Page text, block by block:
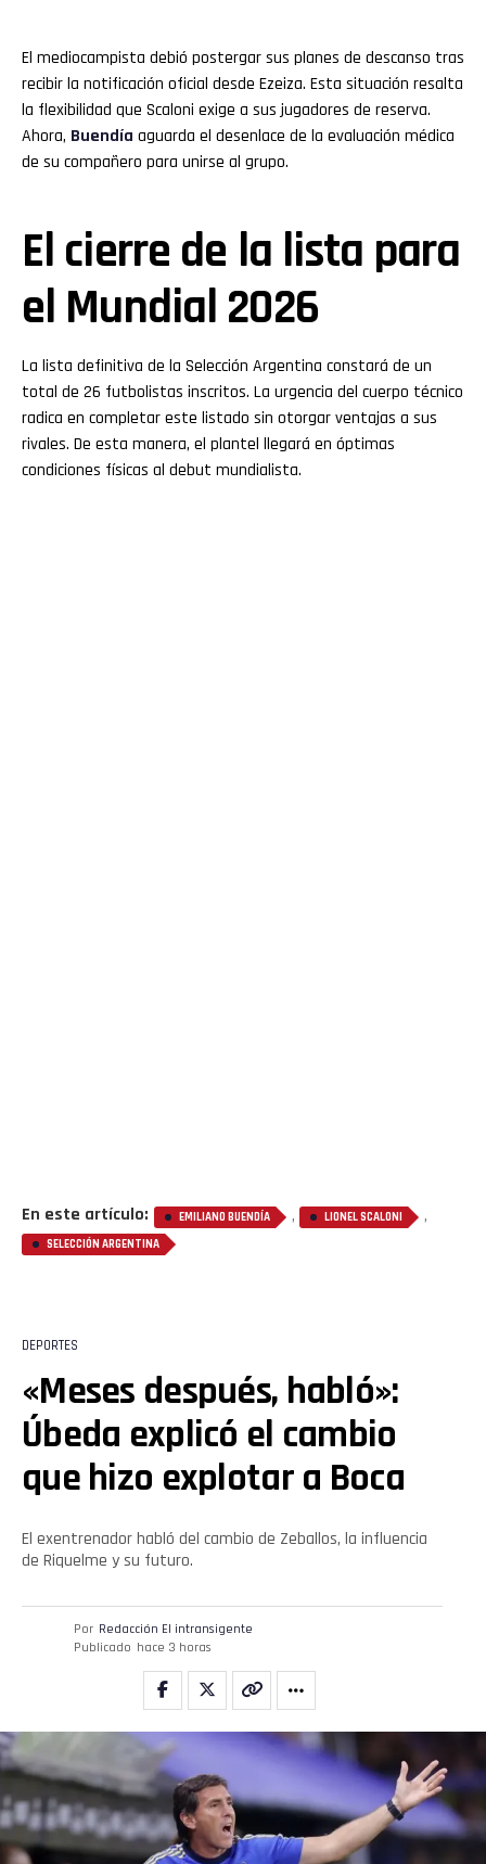
El mediocampista debió postergar sus planes de descanso tras
recibir la notificación oficial desde Ezeiza. Esta situación resalta
la flexibilidad que Scaloni exige a sus jugadores de reserva.
Ahora, Buendía aguarda el desenlace de la evaluación médica
de su compañero para unirse al grupo.
El cierre de la lista para
el Mundial 2026
La lista definitiva de la Selección Argentina constará de un
total de 26 futbolistas inscritos. La urgencia del cuerpo técnico
radica en completar este listado sin otorgar ventajas a sus
rivales. De esta manera, el plantel llegará en óptimas
condiciones físicas al debut mundialista.
En este artículo: EMILIANO BUENDÍA , LIONEL SCALONI ,
SELECCIÓN ARGENTINA
DEPORTES
«Meses después, habló»:
Úbeda explicó el cambio
que hizo explotar a Boca
El exentrenador habló del cambio de Zeballos, la influencia
de Riquelme y su futuro.
Por Redacción El intransigente
Publicado hace 3 horas
Flipboard
Reddit
Pinterest
Whatsapp
Email